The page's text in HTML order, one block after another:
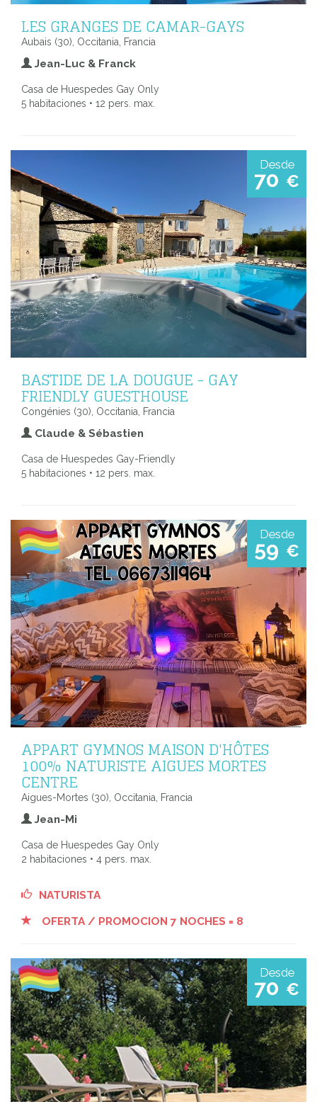
LES GRANGES DE CAMAR-GAYS
Aubais (30), Occitania, Francia
Jean-Luc & Franck
Casa de Huespedes Gay Only
5 habitaciones • 12 pers. max.
Desde
70 €
BASTIDE DE LA DOUGUE - GAY
FRIENDLY GUESTHOUSE
Congénies (30), Occitania, Francia
Claude & Sébastien
Casa de Huespedes Gay-Friendly
5 habitaciones • 12 pers. max.
Desde
59 €
APPART GYMNOS MAISON D'HÔTES
100% NATURISTE AIGUES MORTES
CENTRE
Aigues-Mortes (30), Occitania, Francia
Jean-Mi
Casa de Huespedes Gay Only
2 habitaciones • 4 pers. max.
NATURISTA
OFERTA / PROMOCION 7 NOCHES = 8
Desde
70 €